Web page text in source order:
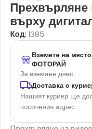
Прехвърляне
върху
Код: 1385
Вземете на
ФОТОРАЙ
За вземане днес
Доставка с
Нашият куриер ще
посочения адрес